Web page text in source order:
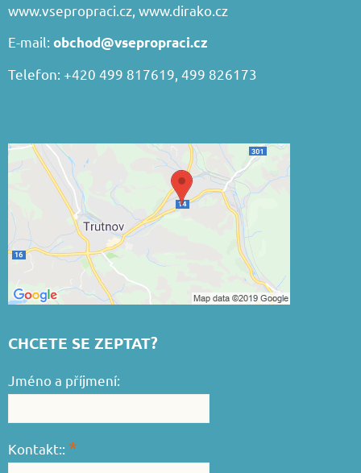
www.vsepropraci.cz www.dirako.cz
E-mail: obchod@vsepropraci.cz
Telefon: +420 499 817619, 499 826173
CHCETE SE ZEPTAT?
Jméno a příjmení:
Kontakt:: *